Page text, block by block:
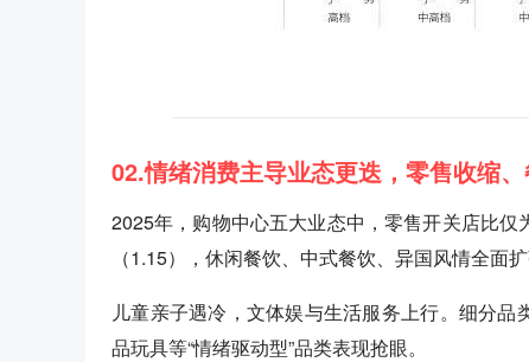
02.情绪消费主导业态更迭，零售收缩
2025年，购物中心五大业态中，零售开关店比
（1.15），休闲餐饮、中式餐饮、异国风情全面扩
儿童亲子遇冷，文体娱与生活服务上行。细分
品玩具等“情绪驱动型”品类表现抢眼。